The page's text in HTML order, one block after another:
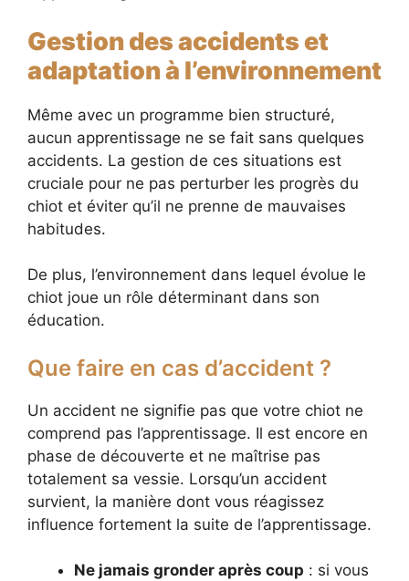
Gestion des accidents et
adaptation à l’environnement
Même avec un programme bien structuré,
aucun apprentissage ne se fait sans quelques
accidents. La gestion de ces situations est
cruciale pour ne pas perturber les progrès du
chiot et éviter qu’il ne prenne de mauvaises
habitudes.
De plus, l’environnement dans lequel évolue le
chiot joue un rôle déterminant dans son
éducation.
Que faire en cas d’accident ?
Un accident ne signifie pas que votre chiot ne
comprend pas l’apprentissage. Il est encore en
phase de découverte et ne maîtrise pas
totalement sa vessie. Lorsqu’un accident
survient, la manière dont vous réagissez
influence fortement la suite de l’apprentissage.
Ne jamais gronder après coup : si vous